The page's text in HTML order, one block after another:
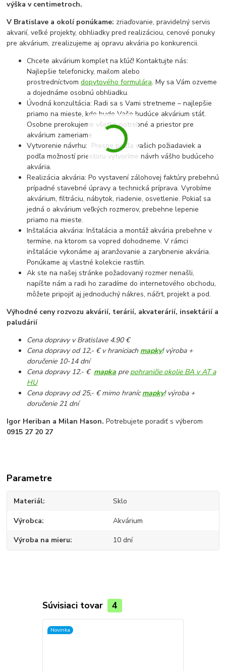
výška v centimetroch.
V Bratislave a okolí ponúkame: zriaďovanie, pravidelný servis
akvarií, veľké projekty, obhliadky pred realizáciou, cenové ponuky
pre akvárium, zrealizujeme aj opravu akvária po konkurencii.
Chcete akvárium komplet na kľúč! Kontaktujte nás:
Najlepšie telefonicky, mailom alebo
prostredníctvomdopytového formulára. My sa Vám ozveme
a dojednáme osobnú obhliadku.
Úvodná konzultácia: Radi sa s Vami stretneme – najlepšie
priamo na mieste, kde bude Vaše budúce akvárium stáť.
Osobne prerokujeme všetko potrebné a priestor pre
akvárium zameriame.
Vytvorenie návrhu: Presne podľa vašich požiadaviek a
podľa možností priestoru vytvoríme návrh vášho budúceho
akvária.
Realizácia akvária: Po vystavení zálohovej faktúry prebehnú
prípadné stavebné úpravy a technická príprava. Vyrobíme
akvárium, filtráciu, nábytok, riadenie, osvetlenie. Pokiaľ sa
jedná o akvárium veľkých rozmerov, prebehne lepenie
priamo na mieste.
Inštalácia akvária: Inštalácia a montáž akvária prebehne v
termíne, na ktorom sa vopred dohodneme. V rámci
inštalácie vykonáme aj aranžovanie a zarybnenie akvária.
Ponúkame aj vlastné kolekcie rastlín.
Ak ste na našej stránke požadovaný rozmer nenašli,
napíšte nám a radi ho zaradíme do internetového obchodu,
môžete pripojiť aj jednoduchý nákres, náčrt, projekt a pod.
Výhodné ceny rozvozu akvárií, terárií, akvaterárií, insektárií a
paludárií
Cena dopravy v Bratislave 4.90 €
Cena dopravy od 12,- € v hraniciach mapky! výroba +
doručenie 10-14 dní
Cena dopravy 12.- € mapka pre pohraničie okolie BA v AT a
HU
Cena dopravy od 25,- € mimo hranícmapky! výroba +
doručenie 21 dní
Igor Heriban a Milan Hason.Potrebujete poradiť s výberom
0915 27 20 27
Parametre
Materiál Sklo
Výrobca Akvárium
Výroba na mieru 10 dní
Súvisiaci tovar 4
Novinka